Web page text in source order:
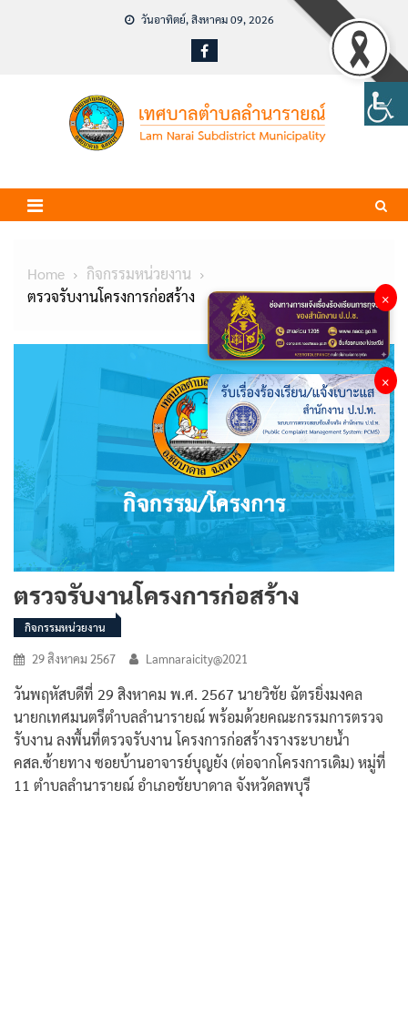
วันอาทิตย์, สิงหาคม 09, 2026
Home
กิจกรรมหน่วยงาน
ตรวจรับงานโครงการก่อสร้าง
ตรวจรับงานโครงการก่อสร้าง
กิจกรรมหน่วยงาน
29 สิงหาคม 2567 Lamnaraicity@2021
วันพฤหัสบดีที่ 29 สิงหาคม พ.ศ. 2567 นายวิชัย ฉัตรยิ่งมงคล
นายกเทศมนตรีตำบลลำนารายณ์ พร้อมด้วยคณะกรรมการตรวจ
รับงาน ลงพื้นที่ตรวจรับงาน โครงการก่อสร้างรางระบายน้ำ
คสล.ซ้ายทาง ซอยบ้านอาจารย์บุญยัง (ต่อจากโครงการเดิม) หมู่ที่
11 ตำบลลำนารายณ์ อำเภอชัยบาดาล จังหวัดลพบุรี
×
×